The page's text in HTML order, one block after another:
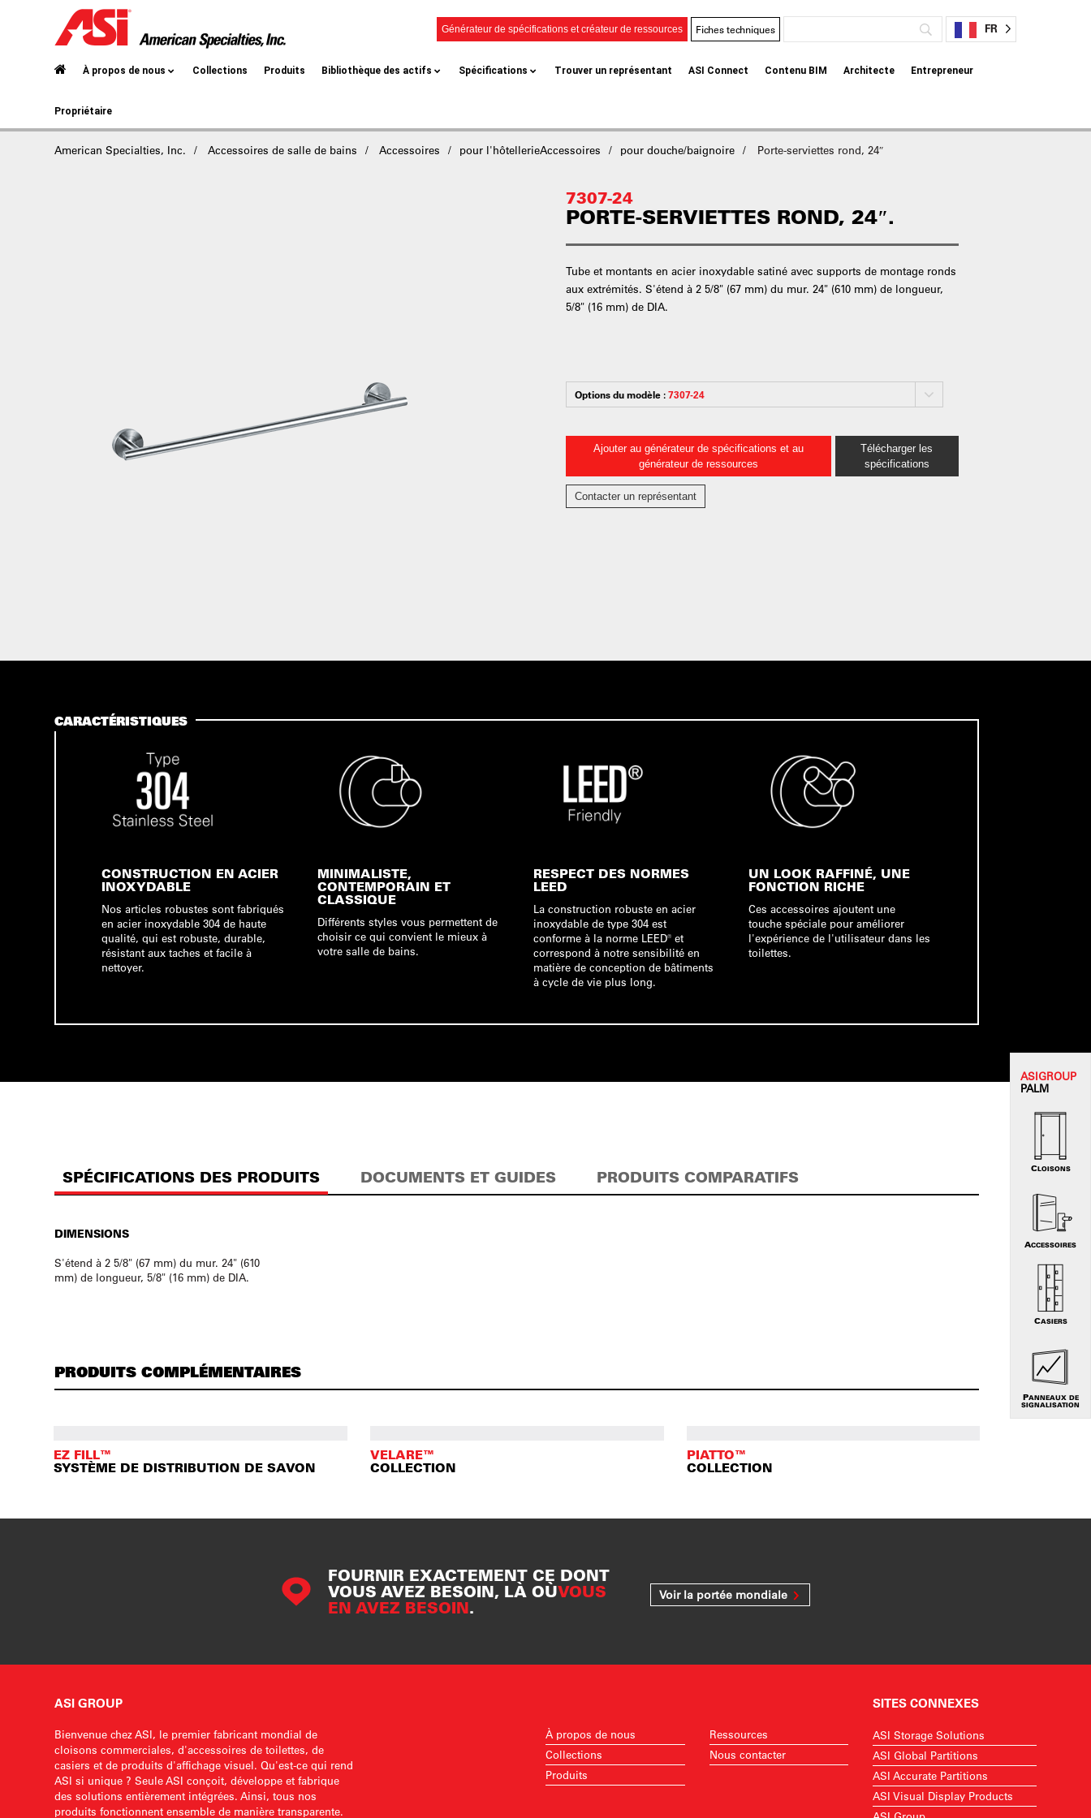
Générateur de spécifications et créateur de ressources Fiches techniques FR
À propos de nous Collections Produits Bibliothèque des actifs Spécifications Trouver un représentant ASI Connect Contenu BIM Architecte Entrepreneur
Propriétaire
American Specialties, Inc. Accessoires de salle de bains Accessoires pour l'hôtellerieAccessoires pour douche/baignoire Porte-serviettes rond, 24″
7307-24
PORTE-SERVIETTES ROND, 24″.
Tube et montants en acier inoxydable satiné avec supports de montage ronds
aux extrémités. S'étend à 2 5/8" (67 mm) du mur. 24" (610 mm) de longueur,
5/8" (16 mm) de DIA.
Options du modèle :7307-24
Ajouter au générateur de spécifications et au
générateur de ressources
Télécharger les
spécifications
Contacter un représentant
CARACTÉRISTIQUES
CONSTRUCTION EN ACIER
INOXYDABLE
Nos articles robustes sont fabriqués
en acier inoxydable 304 de haute
qualité, qui est robuste, durable,
résistant aux taches et facile à
nettoyer.
MINIMALISTE,
CONTEMPORAIN ET
CLASSIQUE
Différents styles vous permettent de
choisir ce qui convient le mieux à
votre salle de bains.
RESPECT DES NORMES
LEED
La construction robuste en acier
inoxydable de type 304 est
conforme à la norme LEED® et
correspond à notre sensibilité en
matière de conception de bâtiments
à cycle de vie plus long.
UN LOOK RAFFINÉ, UNE
FONCTION RICHE
Ces accessoires ajoutent une
touche spéciale pour améliorer
l'expérience de l'utilisateur dans les
toilettes.
SPÉCIFICATIONS DES PRODUITS DOCUMENTS ET GUIDES PRODUITS COMPARATIFS
DIMENSIONS
S'étend à 2 5/8" (67 mm) du mur. 24" (610
mm) de longueur, 5/8" (16 mm) de DIA.
PRODUITS COMPLÉMENTAIRES
EZ FILL™
SYSTÈME DE DISTRIBUTION DE SAVON
VELARE™
COLLECTION
PIATTO™
COLLECTION
FOURNIR EXACTEMENT CE DONT
VOUS AVEZ BESOIN, LÀ OÙVOUS
EN AVEZ BESOIN.
Voir la portée mondiale
ASIGROUP
PALM
CLOISONS
ACCESSOIRES
CASIERS
PANNEAUX DE
SIGNALISATION
ASI GROUP
Bienvenue chez ASI, le premier fabricant mondial de
cloisons commerciales, d'accessoires de toilettes, de
casiers et de produits d'affichage visuel. Qu'est-ce qui rend
ASI si unique ? Seule ASI conçoit, développe et fabrique
des solutions entièrement intégrées. Ainsi, tous nos
produits fonctionnent ensemble de manière transparente.
À propos de nous
Collections
Produits
Ressources
Nous contacter
SITES CONNEXES
ASI Storage Solutions
ASI Global Partitions
ASI Accurate Partitions
ASI Visual Display Products